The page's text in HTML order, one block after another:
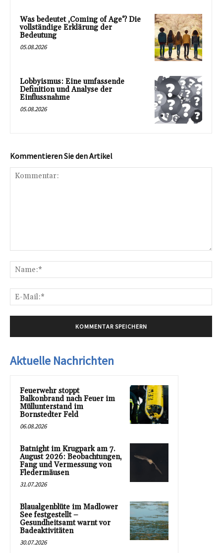
Was bedeutet ‚Coming of Age‘? Die
vollständige Erklärung der
Bedeutung
05.08.2026
Lobbyismus: Eine umfassende
Definition und Analyse der
Einflussnahme
05.08.2026
Kommentieren Sie den Artikel
Aktuelle Nachrichten
Feuerwehr stoppt
Balkonbrand nach Feuer im
Müllunterstand im
Bornstedter Feld
06.08.2026
Batnight im Krugpark am 7.
August 2026: Beobachtungen,
Fang und Vermessung von
Fledermäusen
31.07.2026
Blaualgenblüte im Madlower
See festgestellt –
Gesundheitsamt warnt vor
Badeaktivitäten
30.07.2026